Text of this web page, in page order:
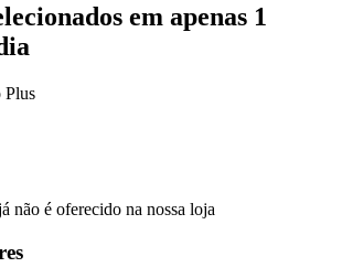
em apenas 1
Plus
não é oferecido na nossa loja